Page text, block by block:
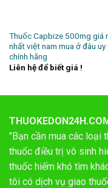
Thuốc Capbize 500mg giá
nhất việt nam mua ở đâu uy
chính hãng
Liên hệ để biết giá !
"Bạn cần mua các loại
thuốc điều trị vô sinh
thuốc hiếm khó tìm
tôi có dịch vụ giao